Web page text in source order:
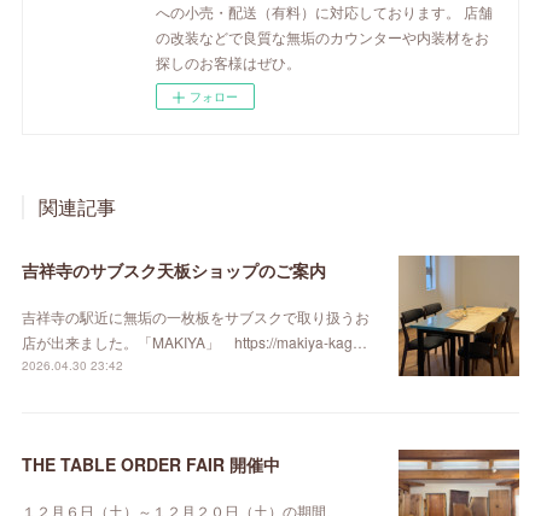
への小売・配送（有料）に対応しております。 店舗
の改装などで良質な無垢のカウンターや内装材をお
探しのお客様はぜひ。
フォロー
関連記事
吉祥寺のサブスク天板ショップのご案内
吉祥寺の駅近に無垢の一枚板をサブスクで取り扱うお
店が出来ました。「MAKIYA」 https://makiya-kag…
2026.04.30 23:42
THE TABLE ORDER FAIR 開催中
１２月６日（土）～１２月２０日（土）の期間、